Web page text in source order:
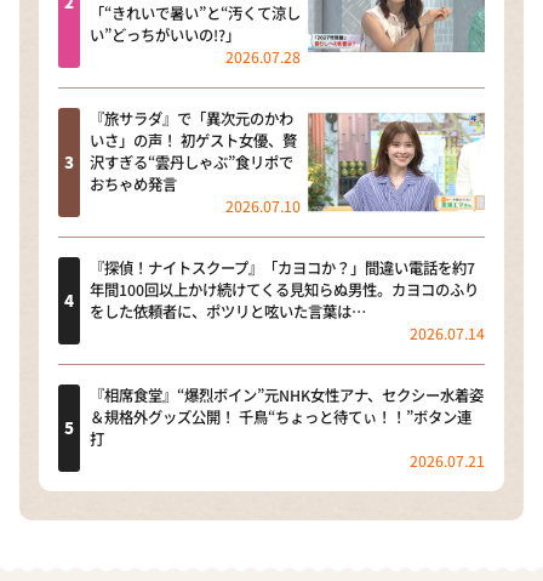
「“きれいで暑い”と“汚くて涼し
い”どっちがいいの!?」
2026.07.28
『旅サラダ』で「異次元のかわ
いさ」の声！ 初ゲスト女優、贅
沢すぎる“雲丹しゃぶ”食リポで
おちゃめ発言
2026.07.10
『探偵！ナイトスクープ』「カヨコか？」間違い電話を約7
年間100回以上かけ続けてくる見知らぬ男性。カヨコのふり
をした依頼者に、ポツリと呟いた言葉は…
2026.07.14
『相席食堂』“爆烈ボイン”元NHK女性アナ、セクシー水着姿
＆規格外グッズ公開！ 千鳥“ちょっと待てぃ！！”ボタン連
打
2026.07.21